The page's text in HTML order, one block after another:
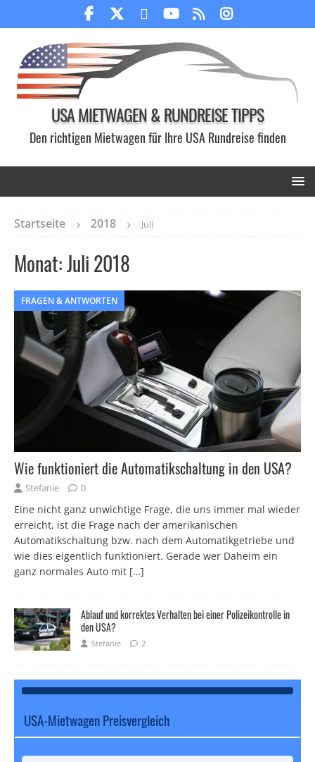
USA MIETWAGEN & RUNDREISE TIPPS
Den richtigen Mietwagen für Ihre USA Rundreise finden
Startseite 2018 Juli
Monat:Juli 2018
FRAGEN & ANTWORTEN
Wie funktioniert die Automatikschaltung in den USA?
Stefanie 0
Eine nicht ganz unwichtige Frage, die uns immer mal wieder
erreicht, ist die Frage nach der amerikanischen
Automatikschaltung bzw. nach dem Automatikgetriebe und
wie dies eigentlich funktioniert. Gerade wer Daheim ein
ganz normales Auto mit […]
Ablauf und korrektes Verhalten bei einer Polizeikontrolle in
den USA?
Stefanie 2
USA-Mietwagen Preisvergleich